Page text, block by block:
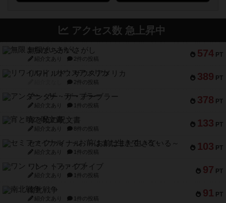
アクセス数 急上昇中
574 PT
無限まちがいさがし
紹介文あり 2件の投稿
389 PT
リワイルド：サウスアメリカ
2件の投稿
378 PT
アンダー・ザ・テーブラー
紹介文あり 1件の投稿
133 PT
宵と暁の呪文書
紹介文あり 8件の投稿
103 PT
セミファイナル ～お前はまだ生きている～
紹介文あり 1件の投稿
97 PT
ワン・トゥ・ファイブ
紹介文あり 1件の投稿
91 PT
南北戦争
紹介文あり 1件の投稿